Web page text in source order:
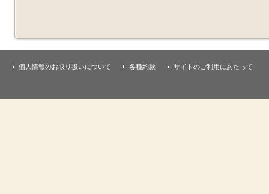
個人情報のお取り扱いについて 各種約款 サイトのご利用にあたって